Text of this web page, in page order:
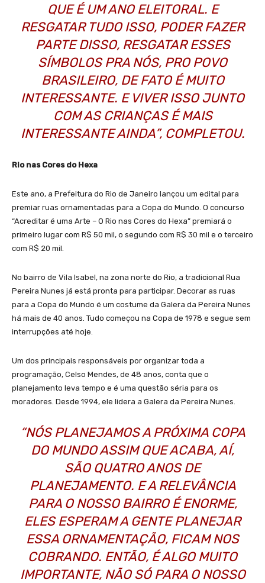
QUE É UM ANO ELEITORAL. E
RESGATAR TUDO ISSO, PODER FAZER
PARTE DISSO, RESGATAR ESSES
SÍMBOLOS PRA NÓS, PRO POVO
BRASILEIRO, DE FATO É MUITO
INTERESSANTE. E VIVER ISSO JUNTO
COM AS CRIANÇAS É MAIS
INTERESSANTE AINDA”, COMPLETOU.
Rio nas Cores do Hexa
Este ano, a Prefeitura do Rio de Janeiro lançou um edital para
premiar ruas ornamentadas para a Copa do Mundo. O concurso
“Acreditar é uma Arte – O Rio nas Cores do Hexa” premiará o
primeiro lugar com R$ 50 mil, o segundo com R$ 30 mil e o terceiro
com R$ 20 mil.
No bairro de Vila Isabel, na zona norte do Rio, a tradicional Rua
Pereira Nunes já está pronta para participar. Decorar as ruas
para a Copa do Mundo é um costume da Galera da Pereira Nunes
há mais de 40 anos. Tudo começou na Copa de 1978 e segue sem
interrupções até hoje.
Um dos principais responsáveis por organizar toda a
programação, Celso Mendes, de 48 anos, conta que o
planejamento leva tempo e é uma questão séria para os
moradores. Desde 1994, ele lidera a Galera da Pereira Nunes.
“NÓS PLANEJAMOS A PRÓXIMA COPA
DO MUNDO ASSIM QUE ACABA, AÍ,
SÃO QUATRO ANOS DE
PLANEJAMENTO. E A RELEVÂNCIA
PARA O NOSSO BAIRRO É ENORME,
ELES ESPERAM A GENTE PLANEJAR
ESSA ORNAMENTAÇÃO, FICAM NOS
COBRANDO. ENTÃO, É ALGO MUITO
IMPORTANTE, NÃO SÓ PARA O NOSSO